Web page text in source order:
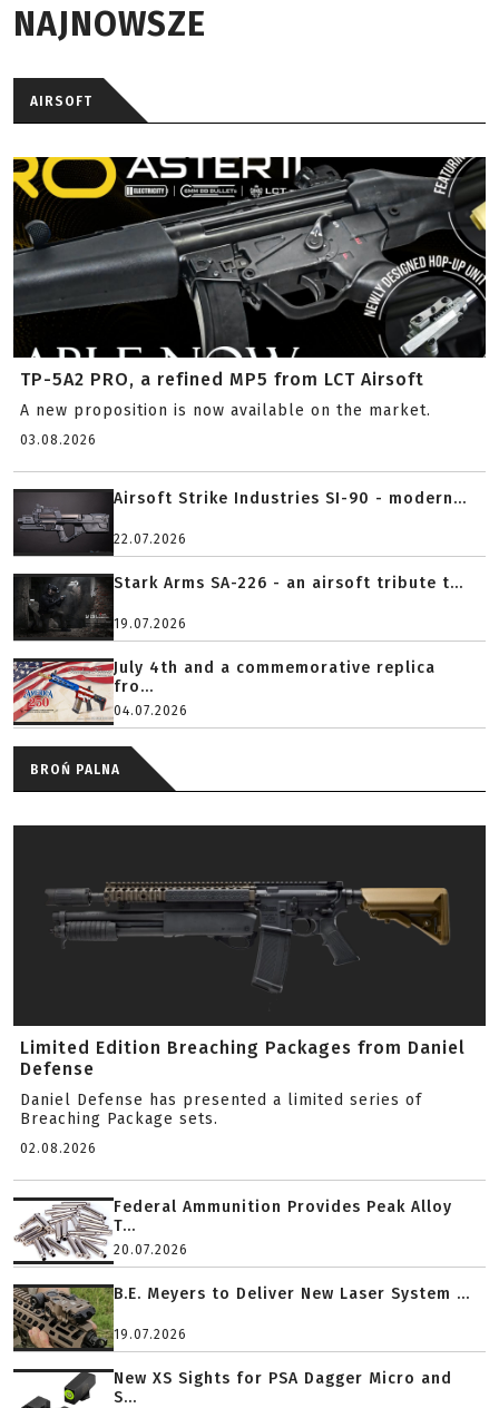
NAJNOWSZE
AIRSOFT
TP-5A2 PRO, a refined MP5 from LCT Airsoft
A new proposition is now available on the market.
03.08.2026
Airsoft Strike Industries SI-90 - modern...
22.07.2026
Stark Arms SA-226 - an airsoft tribute t...
19.07.2026
July 4th and a commemorative replica
fro...
04.07.2026
BROŃ PALNA
Limited Edition Breaching Packages from Daniel
Defense
Daniel Defense has presented a limited series of
Breaching Package sets.
02.08.2026
Federal Ammunition Provides Peak Alloy
T...
20.07.2026
B.E. Meyers to Deliver New Laser System ...
19.07.2026
New XS Sights for PSA Dagger Micro and
S...